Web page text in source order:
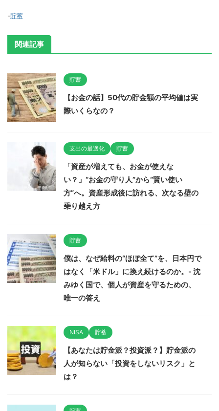
-貯蓄
関連記事
貯蓄
【お金の話】50代の貯金額の平均値は実
際いくらなの？
支出の最適化 貯蓄
「資産が増えても、お金が使えな
い？」“お金の守り人”から“賢い使い
方”へ。資産形成後に訪れる、次なる壁の
乗り越え方
貯蓄
僕は、なぜ給料の“ほぼ全て”を、日本円で
はなく「米ドル」に換え続けるのか。- 沈
みゆく国で、個人が資産を守るための、
唯一の答え
NISA 貯蓄
【あなたは貯金派？投資派？】貯金派の
人が知らない「投資をしないリスク」と
は？